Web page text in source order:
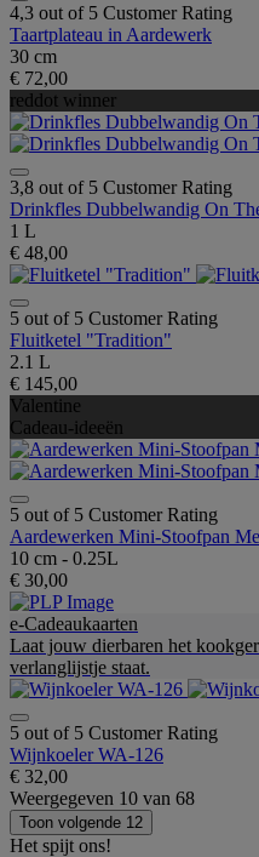
4,3 out of 5 Customer Rating
Taartplateau in Aardewerk
30 cm
€ 72,00
reddot winner
3,8 out of 5 Customer Rating
Drinkfles Dubbelwandig On
1 L
€ 48,00
5 out of 5 Customer Rating
Fluitketel "Tradition"
2.1 L
€ 145,00
Valentine
Cadeau-ideeën
5 out of 5 Customer Rating
Aardewerken Mini-Stoofpan
10 cm - 0.25L
€ 30,00
e-Cadeaukaarten
Laat jouw dierbaren het
verlanglijstje staat.
5 out of 5 Customer Rating
Wijnkoeler WA-126
€ 32,00
Weergegeven 10 van 68
Toon volgende 12
Het spijt ons!